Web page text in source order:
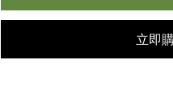
立即